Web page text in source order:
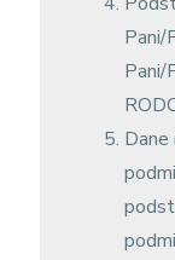
Pani/
Pani/